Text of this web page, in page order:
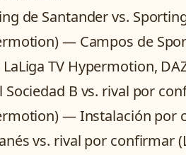
de Santander vs.
— Campos de
TV Hypermotion,
B vs. rival por
— Instalación por
vs. rival por confirmar